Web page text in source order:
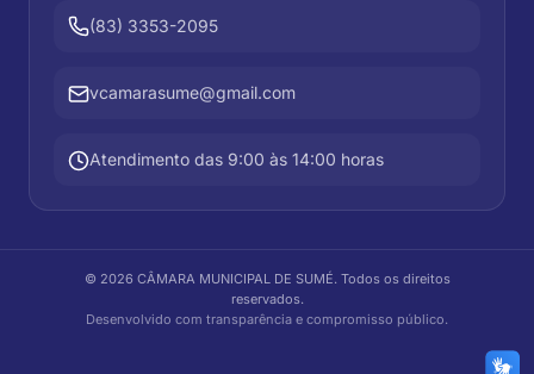
(83) 3353-2095
vcamarasume@gmail.com
Atendimento das 9:00 às 14:00 horas
© 2026 CÂMARA MUNICIPAL DE SUMÉ. Todos os direitos
reservados.
Desenvolvido com transparência e compromisso público.